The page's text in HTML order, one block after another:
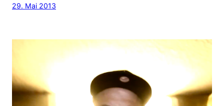
29. Mai 2013